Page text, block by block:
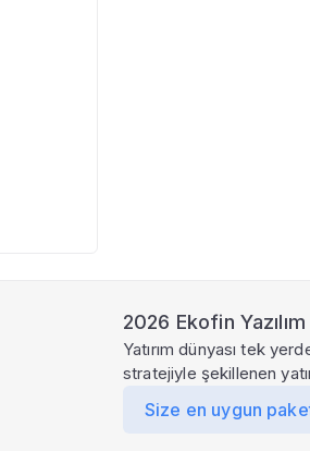
2026 Ekofin
Yatırım dünyası tek
stratejiyle şekillenen
Size en uygun